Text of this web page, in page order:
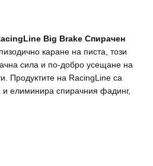
Big Brake Спирачен
каране на писта, този
сила и по-добро усещане на
Продуктите на RacingLine са
елиминира спирачния фадинг,